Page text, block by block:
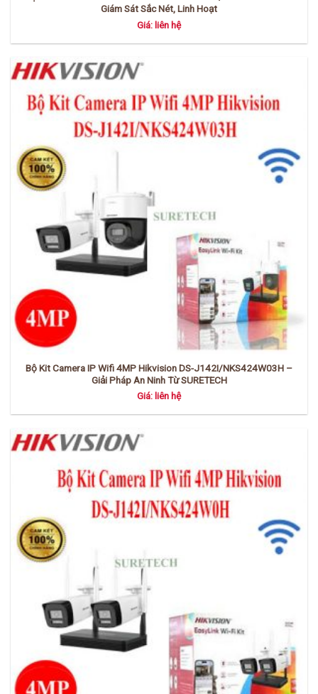
Giám Sát Sắc Nét, Linh Hoạt
Giá: liên hệ
Bộ Kit Camera IP Wifi 4MP Hikvision DS-J142I/NKS424W03H –
Giải Pháp An Ninh Từ SURETECH
Giá: liên hệ